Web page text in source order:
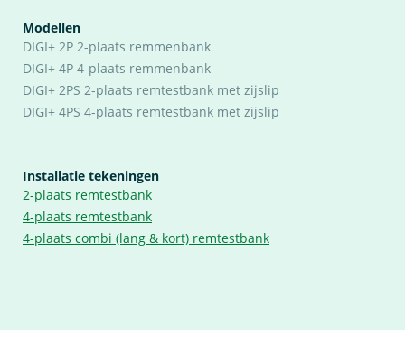
Modellen
DIGI+ 2P 2-plaats remmenbank
DIGI+ 4P 4-plaats remmenbank
DIGI+ 2PS 2-plaats remtestbank met zijslip
DIGI+ 4PS 4-plaats remtestbank met zijslip
Installatie tekeningen
2-plaats remtestbank
4-plaats remtestbank
4-plaats combi (lang & kort) remtestbank